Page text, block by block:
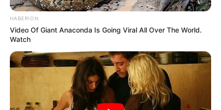
HABERION
Video Of Giant Anaconda Is Going Viral All Over The World.
Watch